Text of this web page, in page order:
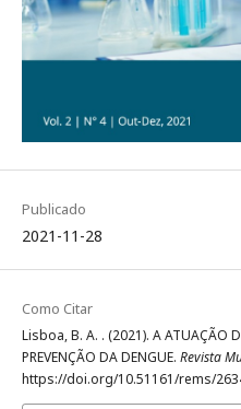
Publicado
2021-11-28
Como Citar
Lisboa, B. A. . (2021). A ATUAÇÃO
PREVENÇÃO DA DENGUE. Revista
https://doi.org/10.51161/rems/